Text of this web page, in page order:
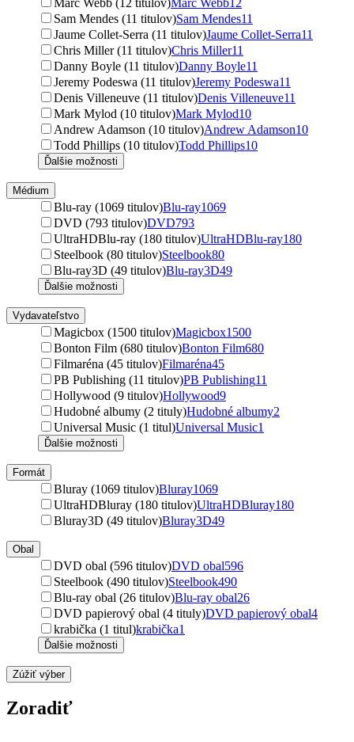
Sam Mendes (11 titulov)Sam Mendes11
Jaume Collet-Serra (11 titulov)Jaume Collet-Serra11
Chris Miller (11 titulov)Chris Miller11
Danny Boyle (11 titulov)Danny Boyle11
Jeremy Podeswa (11 titulov)Jeremy Podeswa11
Denis Villeneuve (11 titulov)Denis Villeneuve11
Mark Mylod (10 titulov)Mark Mylod10
Andrew Adamson (10 titulov)Andrew Adamson10
Todd Phillips (10 titulov)Todd Phillips10
Ďalšie možnosti
Médium
Blu-ray (1069 titulov)Blu-ray1069
DVD (793 titulov)DVD793
UltraHDBlu-ray (180 titulov)UltraHDBlu-ray180
Steelbook (80 titulov)Steelbook80
Blu-ray3D (49 titulov)Blu-ray3D49
Ďalšie možnosti
Vydavateľstvo
Magicbox (1500 titulov)Magicbox1500
Bonton Film (680 titulov)Bonton Film680
Filmaréna (45 titulov)Filmaréna45
PB Publishing (11 titulov)PB Publishing11
Hollywood (9 titulov)Hollywood9
Hudobné albumy (2 tituly)Hudobné albumy2
Universal Music (1 titul)Universal Music1
Ďalšie možnosti
Formát
Bluray (1069 titulov)Bluray1069
UltraHDBluray (180 titulov)UltraHDBluray180
Bluray3D (49 titulov)Bluray3D49
Obal
DVD obal (596 titulov)DVD obal596
Steelbook (490 titulov)Steelbook490
Blu-ray obal (26 titulov)Blu-ray obal26
DVD papierový obal (4 tituly)DVD papierový obal4
krabička (1 titul)krabička1
Ďalšie možnosti
Zúžiť výber
Zoradiť